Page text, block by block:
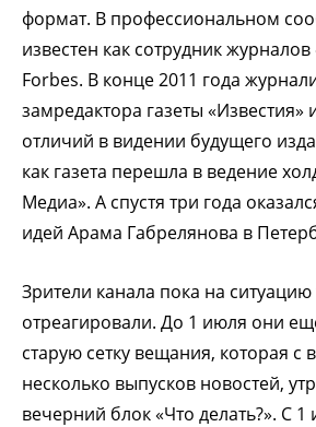
формат. В профессиональном
известен как сотрудник
Forbes. В конце 2011 года
замредактора газеты «Известия»
отличий в видении будущего
как газета перешла в ведение
Медиа». А спустя три года
идей Арама Габрелянова в
Зрители канала пока на
отреагировали. До 1 июля они
старую сетку вещания, которая с
несколько выпусков новостей,
вечерний блок «Что делать?». С